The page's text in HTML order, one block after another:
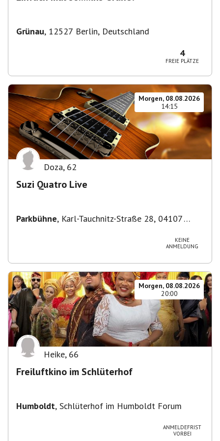
Grünau, 12527 Berlin, Deutschland
4
FREIE PLÄTZE
Morgen, 08.08.2026
14:15
Doza, 62
Suzi Quatro Live
Parkbühne, Karl-Tauchnitz-Straße 28, 04107
KEINE
ANMELDUNG
Morgen, 08.08.2026
20:00
Heike, 66
Freiluftkino im Schlüterhof
Humboldt, Schlüterhof im Humboldt Forum
ANMELDEFRIST
VORBEI